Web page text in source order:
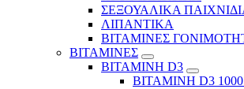
ΣΕΞΟΥΑΛΙΚΑ
ΛΙΠΑΝΤΙΚΑ
ΒΙΤΑΜΙΝΕΣ
ΒΙΤΑΜΙΝΕΣ
ΒΙΤΑΜΙΝΗ D3
ΒΙΤΑΜΙΝΗ D3